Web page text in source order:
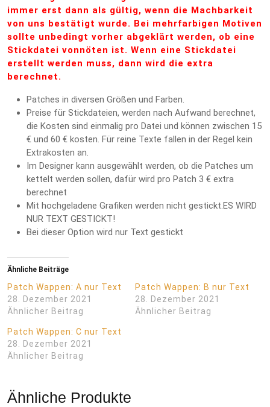
immer erst dann als gültig, wenn die Machbarkeit
von uns bestätigt wurde. Bei mehrfarbigen Motiven
sollte unbedingt vorher abgeklärt werden, ob eine
Stickdatei vonnöten ist. Wenn eine Stickdatei
erstellt werden muss, dann wird die extra
berechnet.
Patches in diversen Größen und Farben.
Preise für Stickdateien, werden nach Aufwand berechnet,
die Kosten sind einmalig pro Datei und können zwischen 15
€ und 60 € kosten. Für reine Texte fallen in der Regel kein
Extrakosten an.
Im Designer kann ausgewählt werden, ob die Patches um
kettelt werden sollen, dafür wird pro Patch 3 € extra
berechnet
Mit hochgeladene Grafiken werden nicht gestickt.ES WIRD
NUR TEXT GESTICKT!
Bei dieser Option wird nur Text gestickt
Ähnliche Beiträge
Patch Wappen: A nur Text
28. Dezember 2021
Ähnlicher Beitrag
Patch Wappen: B nur Text
28. Dezember 2021
Ähnlicher Beitrag
Patch Wappen: C nur Text
28. Dezember 2021
Ähnlicher Beitrag
Ähnliche Produkte